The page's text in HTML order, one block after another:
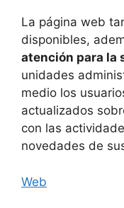
La página web
disponibles,
atención para la
unidades
medio los
actualizados
con las
novedades de
Web